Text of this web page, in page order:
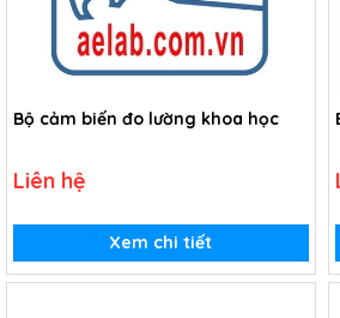
Bộ cảm biến đo lường khoa học
Liên hệ
Xem chi tiết